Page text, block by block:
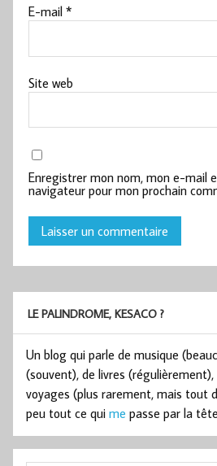
E-mail*
Site web
Enregistrer mon nom, mon e-mail
navigateur pour mon prochain
LE PALINDROME, KESACO ?
Un blog qui parle de musique
(souvent), de livres
voyages (plus rarement, mais tout
peu tout ce qui me passe par la